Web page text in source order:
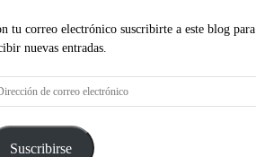
tu correo electrónico suscribirte a este blog para
nuevas entradas.
Suscribirse